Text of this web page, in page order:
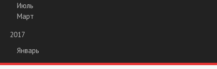
Июль
Март
2017
Январь